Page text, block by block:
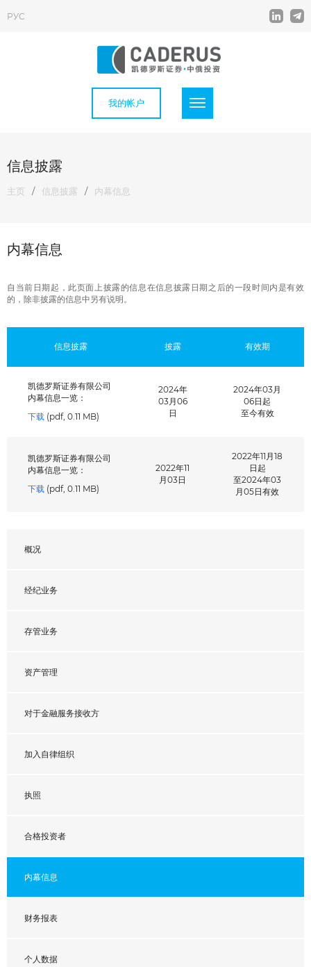
РУС
我的帐户
信息披露
主页 / 信息披露 / 内幕信息
概况
经纪业务
存管业务
资产管理
对于金融服务接收方
加入自律组织
执照
合格投资者
内幕信息
财务报表
个人数据
内幕信息
自当前日期起，此页面上披露的信息在信息披露日期之后的一段时间内是有效
的，除非披露的信息中另有说明。
信息披露 披露 有效期
凯德罗斯证券有限公司
内幕信息一览：
下载 (pdf, 0.11 MB)
2024年
03月06
日
2024年03月
06日起
至今有效
凯德罗斯证券有限公司
内幕信息一览：
下载 (pdf, 0.11 MB)
2022年11
月03日
2022年11月18
日起
至2024年03
月05日有效
请输入图中的字符： *